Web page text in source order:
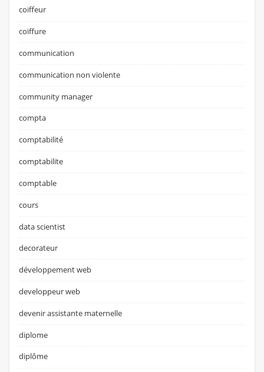
coiffeur
coiffure
communication
communication non violente
community manager
compta
comptabilité
comptabilite
comptable
cours
data scientist
decorateur
développement web
developpeur web
devenir assistante maternelle
diplome
diplôme